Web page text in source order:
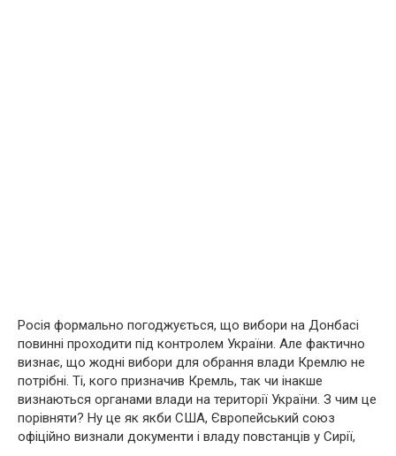
Росія формально погоджується, що вибори на Донбасі
повинні проходити під контролем України. Але фактично
визнає, що жодні вибори для обрання влади Кремлю не
потрібні. Ті, кого призначив Кремль, так чи інакше
визнаються органами влади на території України. З чим це
порівняти? Ну це як якби США, Європейський союз
офіційно визнали документи і владу повстанців у Сирії,